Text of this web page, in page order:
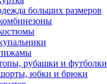
больших размеров
рубашки и футболки
юбки и брюки